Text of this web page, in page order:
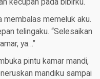
kecupan pada bibirku.
membalas memeluk aku.
telingaku. “Selesaikan
ya…”
pintu kamar mandi,
mandiku sampai